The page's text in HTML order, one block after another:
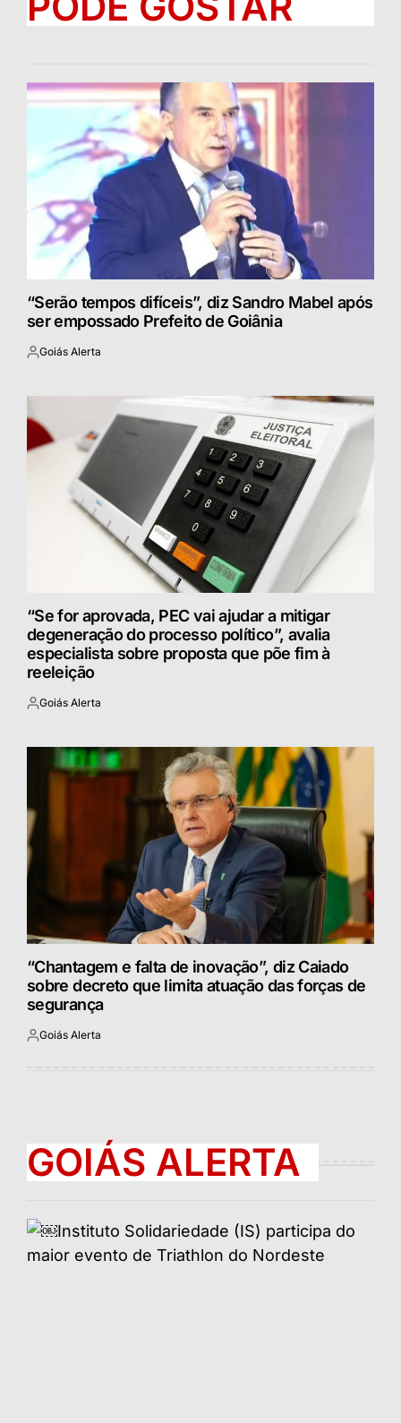
“Serão tempos difíceis”, diz Sandro Mabel após
ser empossado Prefeito de Goiânia
Postado
Goiás Alerta
“Se for aprovada, PEC vai ajudar a mitigar
degeneração do processo político”, avalia
especialista sobre proposta que põe fim à
reeleição
Postado
Goiás Alerta
“Chantagem e falta de inovação”, diz Caiado
sobre decreto que limita atuação das forças de
segurança
Postado
Goiás Alerta
GOIÁS ALERTA